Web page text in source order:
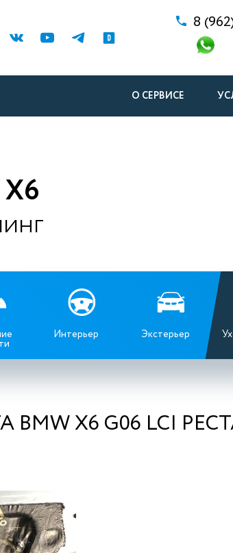
8
О СЕРВИСЕ
Интерьер Экстерьер
X6 G06 LCI